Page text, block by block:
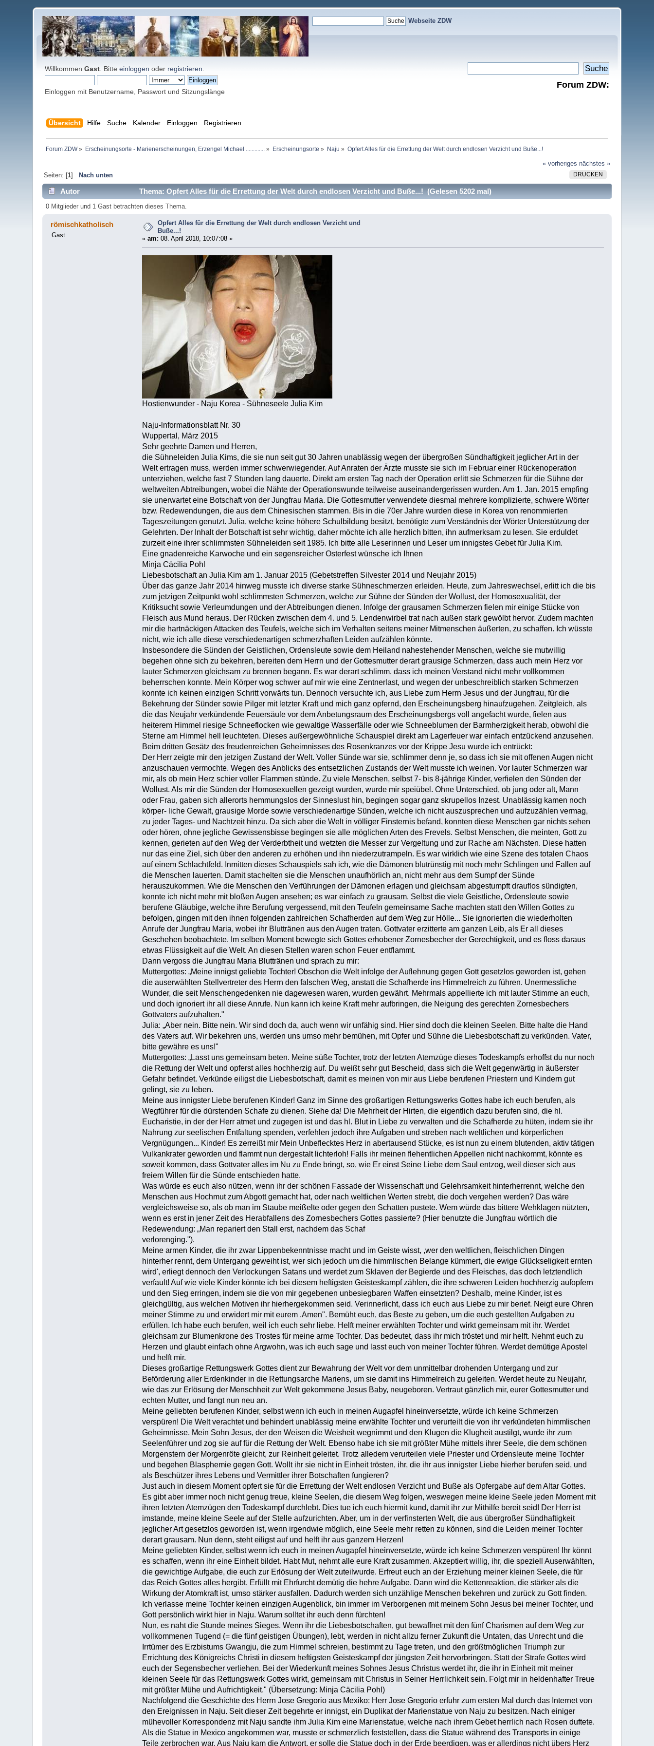
Webseite ZDW
WillkommenGast . Bitteeinloggen oder registrieren
Einloggen mit Benutzername, Passwort und Sitzungslänge
Forum ZDW:
Übersicht Hilfe Suche Kalender Einloggen Registrieren
Forum ZDW» Erscheinungsorte - Marienerscheinungen, Erzengel Michael .............» Erscheinungsorte » Naju » Opfert Alles für die Errettung der Welt durch endlosen Verzicht und Buße...!
« vorheriges nächstes »
DRUCKEN
Seiten: [1] Nach unten
Autor Thema: Opfert Alles für die Errettung der Welt durch endlosen Verzicht und Buße...! (Gelesen 5202 mal)
0 Mitglieder und 1 Gast betrachten dieses Thema.
römischkatholisch
Gast
Opfert Alles für die Errettung der Welt durch endlosen Verzicht und
Buße...!
« am: 08. April 2018, 10:07:08 »
Hostienwunder - Naju Korea - Sühneseele Julia Kim
Naju-lnformationsblatt Nr. 30
Wuppertal, März 2015
Sehr geehrte Damen und Herren,
die Sühneleiden Julia Kims, die sie nun seit gut 30 Jahren unablässig wegen der übergroßen Sündhaftigkeit jeglicher Art in der
Welt ertragen muss, werden immer schwerwiegender. Auf Anraten der Ärzte musste sie sich im Februar einer Rückenoperation
unterziehen, welche fast 7 Stunden lang dauerte. Direkt am ersten Tag nach der Operation erlitt sie Schmerzen für die Sühne der
weltweiten Abtreibungen, wobei die Nähte der Operationswunde teilweise auseinandergerissen wurden. Am 1. Jan. 2015 empfing
sie unerwartet eine Botschaft von der Jungfrau Maria. Die Gottesmutter verwendete diesmal mehrere komplizierte, schwere Wörter
bzw. Redewendungen, die aus dem Chinesischen stammen. Bis in die 70er Jahre wurden diese in Korea von renommierten
Tageszeitungen genutzt. Julia, welche keine höhere Schulbildung besitzt, benötigte zum Verständnis der Wörter Unterstützung der
Gelehrten. Der Inhalt der Botschaft ist sehr wichtig, daher möchte ich alle herzlich bitten, ihn aufmerksam zu lesen. Sie erduldet
zurzeit eine ihrer schlimmsten Sühneleiden seit 1985. Ich bitte alle Leserinnen und Leser um innigstes Gebet für Julia Kim.
Eine gnadenreiche Karwoche und ein segensreicher Osterfest wünsche ich Ihnen
Minja Cäcilia Pohl
Liebesbotschaft an Julia Kim am 1. Januar 2015 (Gebetstreffen Silvester 2014 und Neujahr 2015)
Über das ganze Jahr 2014 hinweg musste ich diverse starke Sühneschmerzen erleiden. Heute, zum Jahreswechsel, erlitt ich die bis
zum jetzigen Zeitpunkt wohl schlimmsten Schmerzen, welche zur Sühne der Sünden der Wollust, der Homosexualität, der
Kritiksucht sowie Verleumdungen und der Abtreibungen dienen. Infolge der grausamen Schmerzen fielen mir einige Stücke von
Fleisch aus Mund heraus. Der Rücken zwischen dem 4. und 5. Lendenwirbel trat nach außen stark gewölbt hervor. Zudem machten
mir die hartnäckigen Attacken des Teufels, welche sich im Verhalten seitens meiner Mitmenschen äußerten, zu schaffen. Ich wüsste
nicht, wie ich alle diese verschiedenartigen schmerzhaften Leiden aufzählen könnte.
Insbesondere die Sünden der Geistlichen, Ordensleute sowie dem Heiland nahestehender Menschen, welche sie mutwillig
begehen ohne sich zu bekehren, bereiten dem Herrn und der Gottesmutter derart grausige Schmerzen, dass auch mein Herz vor
lauter Schmerzen gleichsam zu brennen begann. Es war derart schlimm, dass ich meinen Verstand nicht mehr vollkommen
beherrschen konnte. Mein Körper wog schwer auf mir wie eine Zentnerlast, und wegen der unbeschreiblich starken Schmerzen
konnte ich keinen einzigen Schritt vorwärts tun. Dennoch versuchte ich, aus Liebe zum Herrn Jesus und der Jungfrau, für die
Bekehrung der Sünder sowie Pilger mit letzter Kraft und mich ganz opfernd, den Erscheinungsberg hinaufzugehen. Zeitgleich, als
die das Neujahr verkündende Feuersäule vor dem Anbetungsraum des Erscheinungsbergs voll angefacht wurde, fielen aus
heiterem Himmel riesige Schneeflocken wie gewaltige Wasserfälle oder wie Schneeblumen der Barmherzigkeit herab, obwohl die
Sterne am Himmel hell leuchteten. Dieses außergewöhnliche Schauspiel direkt am Lagerfeuer war einfach entzückend anzusehen.
Beim dritten Gesätz des freudenreichen Geheimnisses des Rosenkranzes vor der Krippe Jesu wurde ich entrückt:
Der Herr zeigte mir den jetzigen Zustand der Welt. Voller Sünde war sie, schlimmer denn je, so dass ich sie mit offenen Augen nicht
anzuschauen vermochte. Wegen des Anblicks des entsetzlichen Zustands der Welt musste ich weinen. Vor lauter Schmerzen war
mir, als ob mein Herz schier voller Flammen stünde. Zu viele Menschen, selbst 7- bis 8-jährige Kinder, verfielen den Sünden der
Wollust. Als mir die Sünden der Homosexuellen gezeigt wurden, wurde mir speiübel. Ohne Unterschied, ob jung oder alt, Mann
oder Frau, gaben sich allerorts hemmungslos der Sinneslust hin, begingen sogar ganz skrupellos Inzest. Unablässig kamen noch
körper- liche Gewalt, grausige Morde sowie verschiedenartige Sünden, welche ich nicht auszusprechen und aufzuzählen vermag,
zu jeder Tages- und Nachtzeit hinzu. Da sich aber die Welt in völliger Finsternis befand, konnten diese Menschen gar nichts sehen
oder hören, ohne jegliche Gewissensbisse begingen sie alle möglichen Arten des Frevels. Selbst Menschen, die meinten, Gott zu
kennen, gerieten auf den Weg der Verderbtheit und wetzten die Messer zur Vergeltung und zur Rache am Nächsten. Diese hatten
nur das eine Ziel, sich über den anderen zu erhöhen und ihn niederzutrampeln. Es war wirklich wie eine Szene des totalen Chaos
auf einem Schlachtfeld. Inmitten dieses Schauspiels sah ich, wie die Dämonen blutrünstig mit noch mehr Schlingen und Fallen auf
die Menschen lauerten. Damit stachelten sie die Menschen unaufhörlich an, nicht mehr aus dem Sumpf der Sünde
herauszukommen. Wie die Menschen den Verführungen der Dämonen erlagen und gleichsam abgestumpft drauflos sündigten,
konnte ich nicht mehr mit bloßen Augen ansehen; es war einfach zu grausam. Selbst die viele Geistliche, Ordensleute sowie
berufene Gläubige, welche ihre Berufung vergessend, mit den Teufeln gemeinsame Sache machten statt den Willen Gottes zu
befolgen, gingen mit den ihnen folgenden zahlreichen Schafherden auf dem Weg zur Hölle... Sie ignorierten die wiederholten
Anrufe der Jungfrau Maria, wobei ihr Bluttränen aus den Augen traten. Gottvater erzitterte am ganzen Leib, als Er all dieses
Geschehen beobachtete. Im selben Moment bewegte sich Gottes erhobener Zornesbecher der Gerechtigkeit, und es floss daraus
etwas Flüssigkeit auf die Welt. An diesen Stellen waren schon Feuer entflammt.
Dann vergoss die Jungfrau Maria Bluttränen und sprach zu mir:
Muttergottes: „Meine innigst geliebte Tochter! Obschon die Welt infolge der Auflehnung gegen Gott gesetzlos geworden ist, gehen
die auserwählten Stellvertreter des Herrn den falschen Weg, anstatt die Schafherde ins Himmelreich zu führen. Unermessliche
Wunder, die seit Menschengedenken nie dagewesen waren, wurden gewährt. Mehrmals appellierte ich mit lauter Stimme an euch,
und doch ignoriert ihr all diese Anrufe. Nun kann ich keine Kraft mehr aufbringen, die Neigung des gerechten Zornesbechers
Gottvaters aufzuhalten."
Julia: „Aber nein. Bitte nein. Wir sind doch da, auch wenn wir unfähig sind. Hier sind doch die kleinen Seelen. Bitte halte die Hand
des Vaters auf. Wir bekehren uns, werden uns umso mehr bemühen, mit Opfer und Sühne die Liebesbotschaft zu verkünden. Vater,
bitte gewähre es uns!"
Muttergottes: „Lasst uns gemeinsam beten. Meine süße Tochter, trotz der letzten Atemzüge dieses Todeskampfs erhoffst du nur noch
die Rettung der Welt und opferst alles hochherzig auf. Du weißt sehr gut Bescheid, dass sich die Welt gegenwärtig in äußerster
Gefahr befindet. Verkünde eiligst die Liebesbotschaft, damit es meinen von mir aus Liebe berufenen Priestern und Kindern gut
gelingt, sie zu leben.
Meine aus innigster Liebe berufenen Kinder! Ganz im Sinne des großartigen Rettungswerks Gottes habe ich euch berufen, als
Wegführer für die dürstenden Schafe zu dienen. Siehe da! Die Mehrheit der Hirten, die eigentlich dazu berufen sind, die hl.
Eucharistie, in der der Herr atmet und zugegen ist und das hl. Blut in Liebe zu verwalten und die Schafherde zu hüten, indem sie ihr
Nahrung zur seelischen Entfaltung spenden, verfehlen jedoch ihre Aufgaben und streben nach weltlichen und körperlichen
Vergnügungen... Kinder! Es zerreißt mir Mein Unbeflecktes Herz in abertausend Stücke, es ist nun zu einem blutenden, aktiv tätigen
Vulkankrater geworden und flammt nun dergestalt lichterloh! Falls ihr meinen flehentlichen Appellen nicht nachkommt, könnte es
soweit kommen, dass Gottvater alles im Nu zu Ende bringt, so, wie Er einst Seine Liebe dem Saul entzog, weil dieser sich aus
freiem Willen für die Sünde entschieden hatte.
Was würde es euch also nützen, wenn ihr der schönen Fassade der Wissenschaft und Gelehrsamkeit hinterherrennt, welche den
Menschen aus Hochmut zum Abgott gemacht hat, oder nach weltlichen Werten strebt, die doch vergehen werden? Das wäre
vergleichsweise so, als ob man im Staube meißelte oder gegen den Schatten pustete. Wem würde das bittere Wehklagen nützten,
wenn es erst in jener Zeit des Herabfallens des Zornesbechers Gottes passierte? (Hier benutzte die Jungfrau wörtlich die
Redewendung: „Man repariert den Stall erst, nachdem das Schaf
verlorenging.").
Meine armen Kinder, die ihr zwar Lippenbekenntnisse macht und im Geiste wisst, ,wer den weltlichen, fleischlichen Dingen
hinterher rennt, dem Untergang geweiht ist, wer sich jedoch um die himmlischen Belange kümmert, die ewige Glückseligkeit ernten
wird', erliegt dennoch den Verlockungen Satans und werdet zum Sklaven der Begierde und des Fleisches, das doch letztendlich
verfault! Auf wie viele Kinder könnte ich bei diesem heftigsten Geisteskampf zählen, die ihre schweren Leiden hochherzig aufopfern
und den Sieg erringen, indem sie die von mir gegebenen unbesiegbaren Waffen einsetzten? Deshalb, meine Kinder, ist es
gleichgültig, aus welchen Motiven ihr hierhergekommen seid. Verinnerlicht, dass ich euch aus Liebe zu mir berief. Neigt eure Ohren
meiner Stimme zu und erwidert mir mit eurem .Amen". Bemüht euch, das Beste zu geben, um die euch gestellten Aufgaben zu
erfüllen. Ich habe euch berufen, weil ich euch sehr liebe. Helft meiner erwählten Tochter und wirkt gemeinsam mit ihr. Werdet
gleichsam zur Blumenkrone des Trostes für meine arme Tochter. Das bedeutet, dass ihr mich tröstet und mir helft. Nehmt euch zu
Herzen und glaubt einfach ohne Argwohn, was ich euch sage und lasst euch von meiner Tochter führen. Werdet demütige Apostel
und helft mir.
Dieses großartige Rettungswerk Gottes dient zur Bewahrung der Welt vor dem unmittelbar drohenden Untergang und zur
Beförderung aller Erdenkinder in die Rettungsarche Mariens, um sie damit ins Himmelreich zu geleiten. Werdet heute zu Neujahr,
wie das zur Erlösung der Menschheit zur Welt gekommene Jesus Baby, neugeboren. Vertraut gänzlich mir, eurer Gottesmutter und
echten Mutter, und fangt nun neu an.
Meine geliebten berufenen Kinder, selbst wenn ich euch in meinen Augapfel hineinversetzte, würde ich keine Schmerzen
verspüren! Die Welt verachtet und behindert unablässig meine erwählte Tochter und verurteilt die von ihr verkündeten himmlischen
Geheimnisse. Mein Sohn Jesus, der den Weisen die Weisheit wegnimmt und den Klugen die Klugheit austilgt, wurde ihr zum
Seelenführer und zog sie auf für die Rettung der Welt. Ebenso habe ich sie mit größter Mühe mittels ihrer Seele, die dem schönen
Morgenstern der Morgenröte gleicht, zur Reinheit geleitet. Trotz alledem verurteilen viele Priester und Ordensleute meine Tochter
und begehen Blasphemie gegen Gott. Wollt ihr sie nicht in Einheit trösten, ihr, die ihr aus innigster Liebe hierher berufen seid, und
als Beschützer ihres Lebens und Vermittler ihrer Botschaften fungieren?
Just auch in diesem Moment opfert sie für die Errettung der Welt endlosen Verzicht und Buße als Opfergabe auf dem Altar Gottes.
Es gibt aber immer noch nicht genug treue, kleine Seelen, die diesem Weg folgen, weswegen meine kleine Seele jeden Moment mit
ihren letzten Atemzügen den Todeskampf durchlebt. Dies tue ich euch hiermit kund, damit ihr zur Mithilfe bereit seid! Der Herr ist
imstande, meine kleine Seele auf der Stelle aufzurichten. Aber, um in der verfinsterten Welt, die aus übergroßer Sündhaftigkeit
jeglicher Art gesetzlos geworden ist, wenn irgendwie möglich, eine Seele mehr retten zu können, sind die Leiden meiner Tochter
derart grausam. Nun denn, steht eiligst auf und helft ihr aus ganzem Herzen!
Meine geliebten Kinder, selbst wenn ich euch in meinen Augapfel hineinversetzte, würde ich keine Schmerzen verspüren! Ihr könnt
es schaffen, wenn ihr eine Einheit bildet. Habt Mut, nehmt alle eure Kraft zusammen. Akzeptiert willig, ihr, die speziell Auserwählten,
die gewichtige Aufgabe, die euch zur Erlösung der Welt zuteilwurde. Erfreut euch an der Erziehung meiner kleinen Seele, die für
das Reich Gottes alles hergibt. Erfüllt mit Ehrfurcht demütig die hehre Aufgabe. Dann wird die Kettenreaktion, die stärker als die
Wirkung der Atomkraft ist, umso stärker ausfallen. Dadurch werden sich unzählige Menschen bekehren und zurück zu Gott finden.
Ich verlasse meine Tochter keinen einzigen Augenblick, bin immer im Verborgenen mit meinem Sohn Jesus bei meiner Tochter, und
Gott persönlich wirkt hier in Naju. Warum solltet ihr euch denn fürchten!
Nun, es naht die Stunde meines Sieges. Wenn ihr die Liebesbotschaften, gut bewaffnet mit den fünf Charismen auf dem Weg zur
vollkommenen Tugend (= die fünf geistigen Übungen), lebt, werden in nicht allzu ferner Zukunft die Untaten, das Unrecht und die
Irrtümer des Erzbistums Gwangju, die zum Himmel schreien, bestimmt zu Tage treten, und den größtmöglichen Triumph zur
Errichtung des Königreichs Christi in diesem heftigsten Geisteskampf der jüngsten Zeit hervorbringen. Statt der Strafe Gottes wird
euch der Segensbecher verliehen. Bei der Wiederkunft meines Sohnes Jesus Christus werdet ihr, die ihr in Einheit mit meiner
kleinen Seele für das Rettungswerk Gottes wirkt, gemeinsam mit Christus in Seiner Herrlichkeit sein. Folgt mir in heldenhafter Treue
mit größter Mühe und Aufrichtigkeit." (Übersetzung: Minja Cäcilia Pohl)
Nachfolgend die Geschichte des Herrn Jose Gregorio aus Mexiko: Herr Jose Gregorio erfuhr zum ersten Mal durch das Internet von
den Ereignissen in Naju. Seit dieser Zeit begehrte er innigst, ein Duplikat der Marienstatue von Naju zu besitzen. Nach einiger
mühevoller Korrespondenz mit Naju sandte ihm Julia Kim eine Marienstatue, welche nach ihrem Gebet herrlich nach Rosen duftete.
Als die Statue in Mexico angekommen war, musste er schmerzlich feststellen, dass die Statue während des Transports in einige
Teile zerbrochen war. Aus Naju kam die Antwort, er solle die Statue doch in der Erde beerdigen, was er allerdings nicht übers Herz